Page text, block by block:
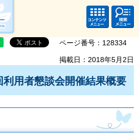
コンテ
ンツメ
ニュー
検索・
共通メ
ニュー
ページ番号：128334
掲載日：2018年5月2日
用者懇談会開催結果概要